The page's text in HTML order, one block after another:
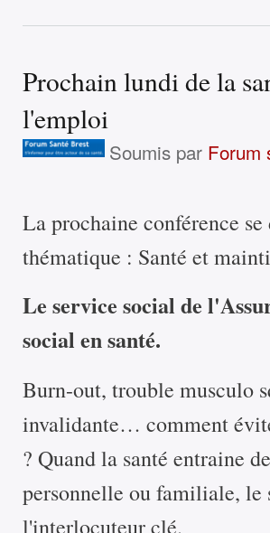
Prochain lundi de la
l'emploi
Soumis par Forum
La prochaine conférence
thématique : Santé et
Le service social de
social en santé.
Burn-out, trouble musculo
invalidante… comment
? Quand la santé entraine
personnelle ou familiale, le
l'interlocuteur clé.